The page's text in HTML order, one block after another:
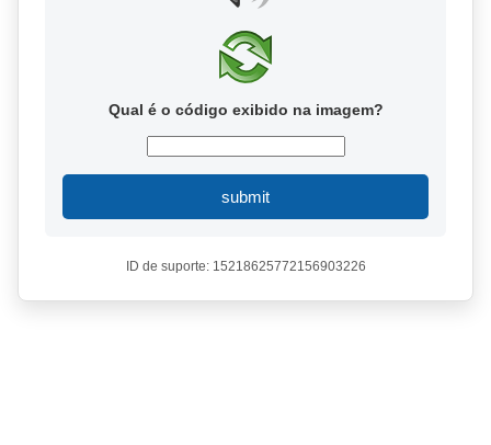
Qual é o código exibido na imagem?
submit
ID de suporte: 15218625772156903226